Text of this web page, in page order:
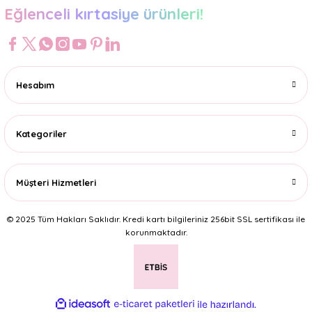
Eğlenceli kırtasiye ürünleri!
Hesabım
Kategoriler
Müşteri Hizmetleri
© 2025 Tüm Hakları Saklıdır. Kredi kartı bilgileriniz 256bit SSL sertifikası ile
korunmaktadır.
ideasoft
e-